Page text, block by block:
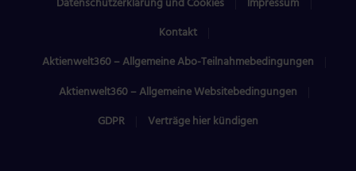
Kontakt
Aktienwelt360 – Allgemeine Abo-Teilnahmebedingungen
Aktienwelt360 – Allgemeine Websitebedingungen
GDPR
Verträge hier kündigen